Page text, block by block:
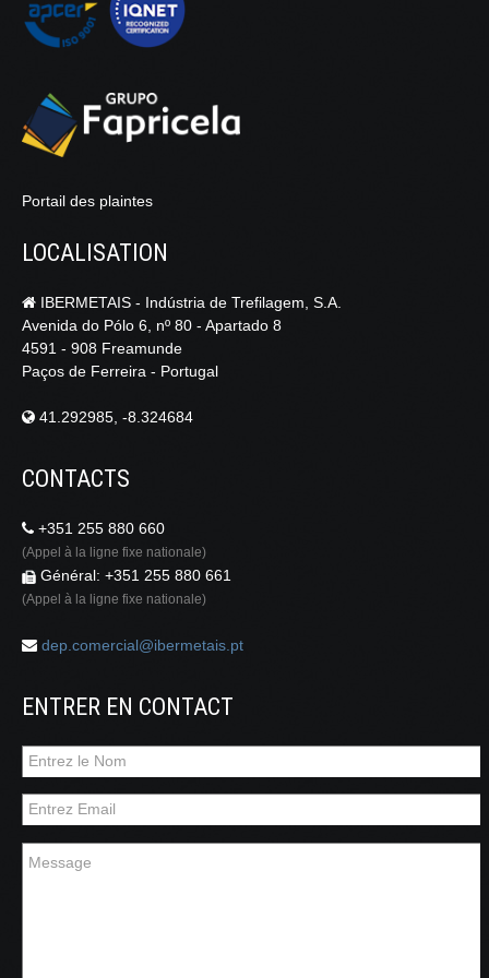
Portail des plaintes
LOCALISATION
IBERMETAIS - Indústria de Trefilagem, S.A.
Avenida do Pólo 6, nº 80 - Apartado 8
4591 - 908 Freamunde
Paços de Ferreira - Portugal
41.292985, -8.324684
CONTACTS
+351 255 880 660
(Appel à la ligne fixe nationale)
Général: +351 255 880 661
(Appel à la ligne fixe nationale)
dep.comercial@ibermetais.pt
ENTRER EN CONTACT